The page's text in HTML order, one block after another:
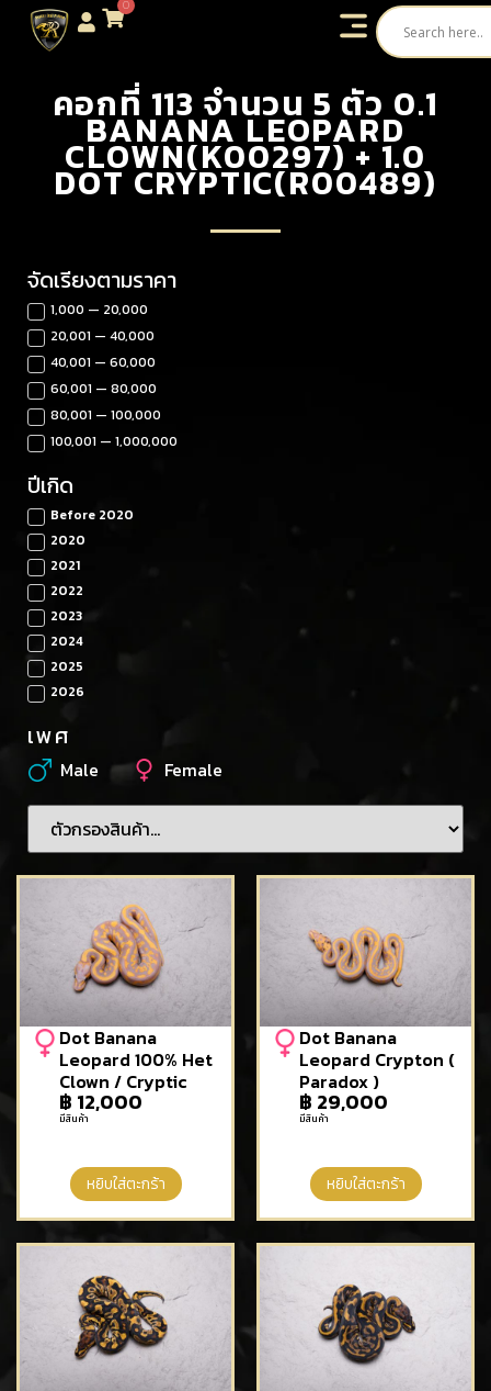
0
คอกที่ 113 จำนวน 5 ตัว 0.1
BANANA LEOPARD
CLOWN(K00297) + 1.0
DOT CRYPTIC(R00489)
จัดเรียงตามราคา
1,000 — 20,000
20,001 — 40,000
40,001 — 60,000
60,001 — 80,000
80,001 — 100,000
100,001 — 1,000,000
ปีเกิด
Before 2020
2020
2021
2022
2023
2024
2025
2026
เพศ
Male Female
Dot Banana
Leopard 100% Het
Clown / Cryptic
฿ 12,000
มีสินค้า
หยิบใส่ตะกร้า
Dot Banana
Leopard Crypton (
Paradox )
฿ 29,000
มีสินค้า
หยิบใส่ตะกร้า